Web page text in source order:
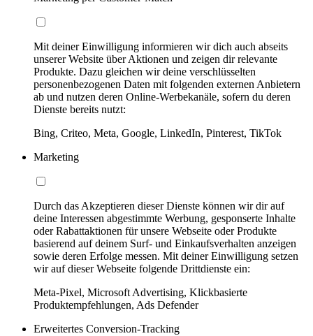
Mit deiner Einwilligung informieren wir dich auch abseits
unserer Website über Aktionen und zeigen dir relevante
Produkte. Dazu gleichen wir deine verschlüsselten
personenbezogenen Daten mit folgenden externen Anbietern
ab und nutzen deren Online-Werbekanäle, sofern du deren
Dienste bereits nutzt:
Bing, Criteo, Meta, Google, LinkedIn, Pinterest, TikTok
Marketing
Durch das Akzeptieren dieser Dienste können wir dir auf
deine Interessen abgestimmte Werbung, gesponserte Inhalte
oder Rabattaktionen für unsere Webseite oder Produkte
basierend auf deinem Surf- und Einkaufsverhalten anzeigen
sowie deren Erfolge messen. Mit deiner Einwilligung setzen
wir auf dieser Webseite folgende Drittdienste ein:
Meta-Pixel, Microsoft Advertising, Klickbasierte
Produktempfehlungen, Ads Defender
Erweitertes Conversion-Tracking